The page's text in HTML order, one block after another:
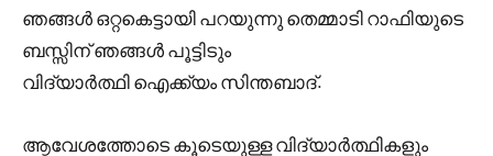
ഞങ്ങൾ ഒറ്റകെട്ടായി പറയുന്നു തെമ്മാടി റാഫിയുടെ
ബസ്സിന് ഞങ്ങൾ പൂട്ടിടും
വിദ്യാർത്ഥി ഐക്ക്യം സിന്തബാദ്.
ആവേശത്തോടെ കൂടെയുള്ള വിദ്യാർത്ഥികളും